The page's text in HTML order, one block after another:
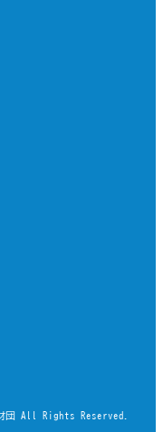
団 All Rights Reserved.